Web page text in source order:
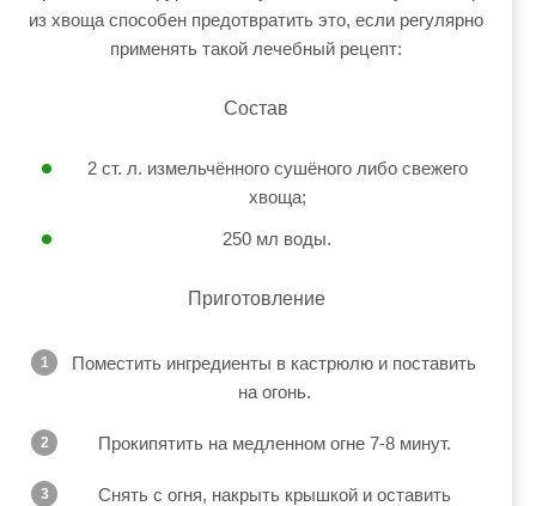
из хвоща способен предотвратить это, если регулярно
применять такой лечебный рецепт:
Состав
2 ст. л. измельчённого сушёного либо свежего
хвоща;
250 мл воды.
Приготовление
Поместить ингредиенты в кастрюлю и поставить
на огонь.
Прокипятить на медленном огне 7-8 минут.
Снять с огня, накрыть крышкой и оставить